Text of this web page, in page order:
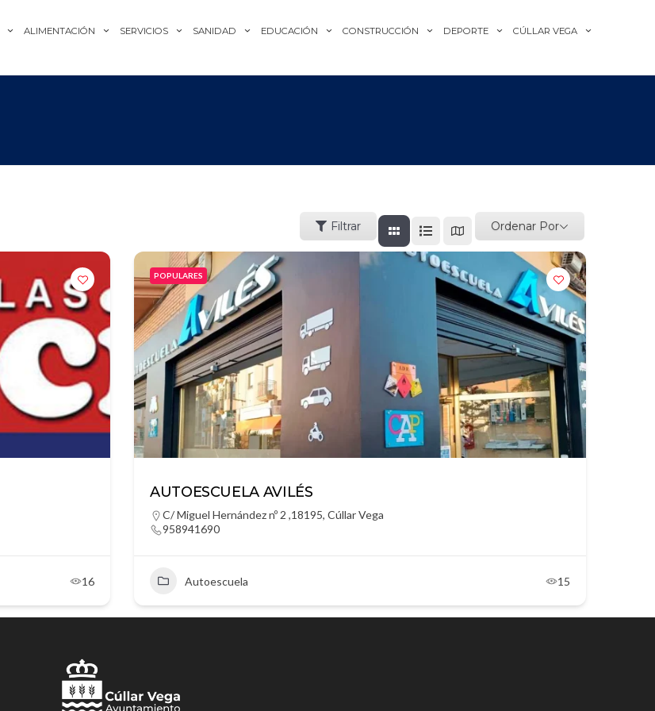
ALIMENTACIÓN SERVICIOS SANIDAD EDUCACIÓN CONSTRUCCIÓN DEPORTE CÚLLAR VEGA
Filtrar Ordenar Por
16
POPULARES
AUTOESCUELA AVILÉS
C/ Miguel Hernández nº 2 ,18195, Cúllar Vega
958941690
Autoescuela 15